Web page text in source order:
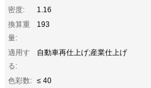
密度:
1.16
換算重
量:
193
適用す
る:
自動車再仕上げ;産業仕上げ
色彩数: ≤ 40